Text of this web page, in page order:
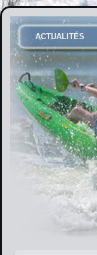
ACTUALITÉS